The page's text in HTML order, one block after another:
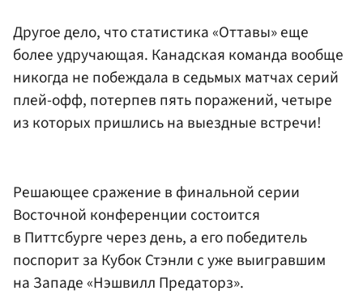
Другое дело, что статистика «Оттавы» еще
более удручающая. Канадская команда вообще
никогда не побеждала в седьмых матчах серий
плей-офф, потерпев пять поражений, четыре
из которых пришлись на выездные встречи!
Решающее сражение в финальной серии
Восточной конференции состоится
в Питтсбурге через день, а его победитель
поспорит за Кубок Стэнли с уже выигравшим
на Западе «Нэшвилл Предаторз».